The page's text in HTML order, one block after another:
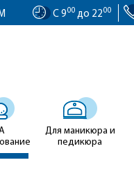
С 900 до 2200
Для маникюра и
педикюра